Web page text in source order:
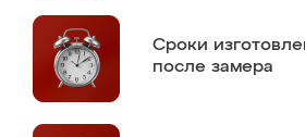
Сроки
после замера